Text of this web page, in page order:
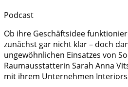
Podcast
Ob ihre Geschäftsidee
zunächst gar nicht klar – doch
ungewöhnlichen Einsatzes von
Raumausstatterin Sarah Anna
mit ihrem Unternehmen